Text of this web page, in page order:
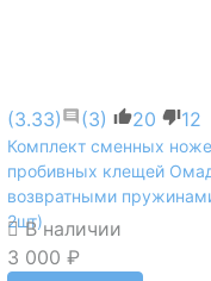
(3.33) (3) 20 12
Комплект сменных
пробивных клещей
возвратными
2шт)В наличии
3 000 ₽